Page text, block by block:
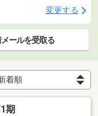
変更する
ールを受取る
期